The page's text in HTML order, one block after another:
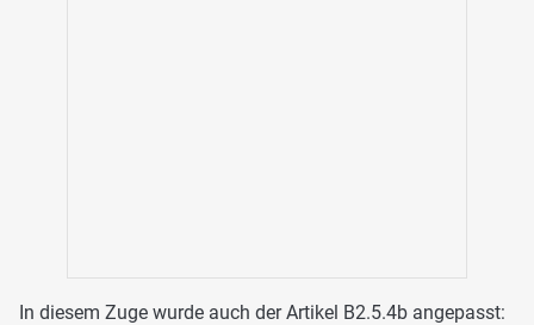
In diesem Zuge wurde auch der Artikel B2.5.4b angepasst: